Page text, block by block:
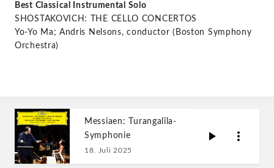
Best Classical Instrumental Solo
SHOSTAKOVICH: THE CELLO CONCERTOS
Yo-Yo Ma; Andris Nelsons, conductor (Boston Symphony
Orchestra)
Messiaen: Turangalîla-
Symphonie
18. Juli 2025